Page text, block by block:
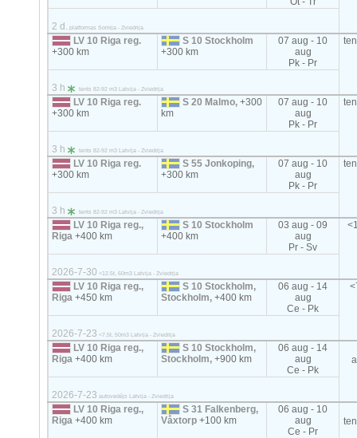
2 d. platformas Somija - Zviedrija
LV 10 Riga reg.
+300 km
S 10 Stockholm
+300 km
07 aug - 10
aug
Pk - Pr
3 h tents 82-92 m3 Latvija - Zviedrija
LV 10 Riga reg.
+300 km
S 20 Malmo,+300
km
07 aug - 10
aug
Pk - Pr
3 h tents 82-92 m3 Latvija - Zviedrija
LV 10 Riga reg.
+300 km
S 55 Jonkoping,
+300 km
07 aug - 10
aug
Pk - Pr
3 h tents 82-92 m3 Latvija - Zviedrija
LV 10 Riga reg.,
Riga+400 km
S 10 Stockholm
+400 km
03 aug - 09
aug
Pr - Sv
2026-7-30 <12.5t, 60m3 Latvija - Zviedrija
LV 10 Riga reg.,
Riga+450 km
S 10 Stockholm,
Stockholm,+400 km
06 aug - 14
aug
Ce - Pk
2026-7-23 <7.5t, 50m3 Latvija - Zviedrija
LV 10 Riga reg.,
Riga+400 km
S 10 Stockholm,
Stockholm,+900 km
06 aug - 14
aug
Ce - Pk
2026-7-23 autovedējs Latvija - Zviedrija
LV 10 Riga reg.,
Riga+400 km
S 31 Falkenberg,
Våxtorp+100 km
06 aug - 10
aug
Ce - Pr